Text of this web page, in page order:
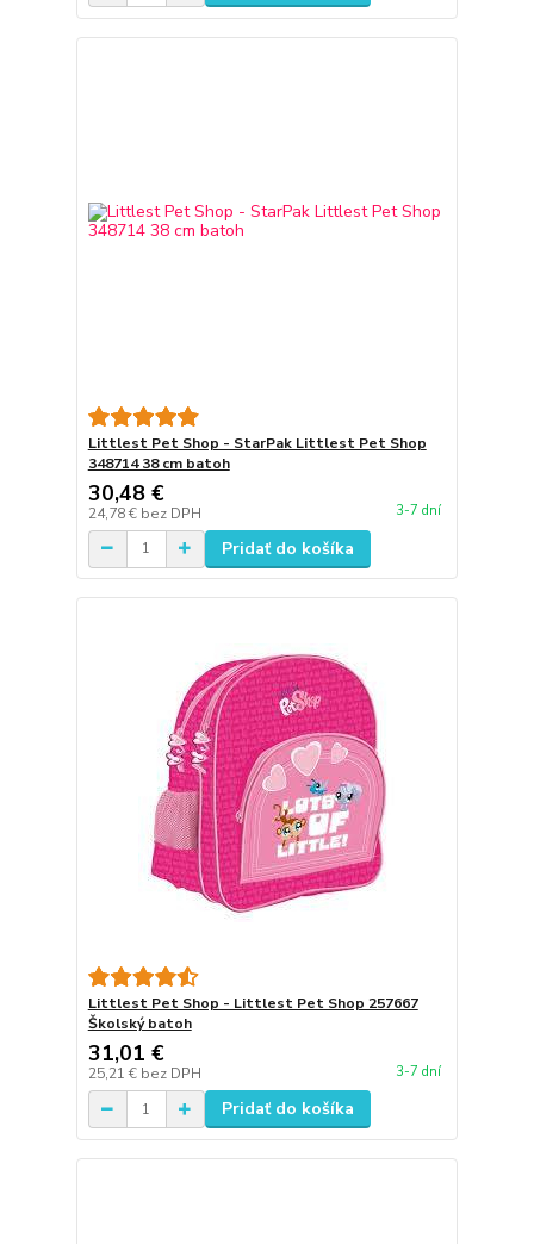
Littlest Pet Shop - StarPak Littlest Pet Shop
348714 38 cm batoh
30,48 €
24,78 € bez DPH 3-7 dní
Pridať do košíka
Littlest Pet Shop - Littlest Pet Shop 257667
Školský batoh
31,01 €
25,21 € bez DPH 3-7 dní
Pridať do košíka